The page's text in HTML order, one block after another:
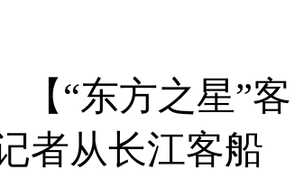
“东方之星”客
者从长江客船